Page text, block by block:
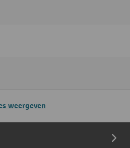
weergeven